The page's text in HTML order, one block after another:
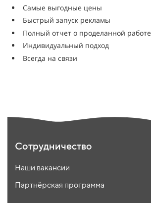
Самые выгодные цены
Быстрый запуск рекламы
Полный отчет о проделанной работе
Индивидуальный подход
Всегда на связи
Сотрудничество
Наши вакансии
Партнёрская программа